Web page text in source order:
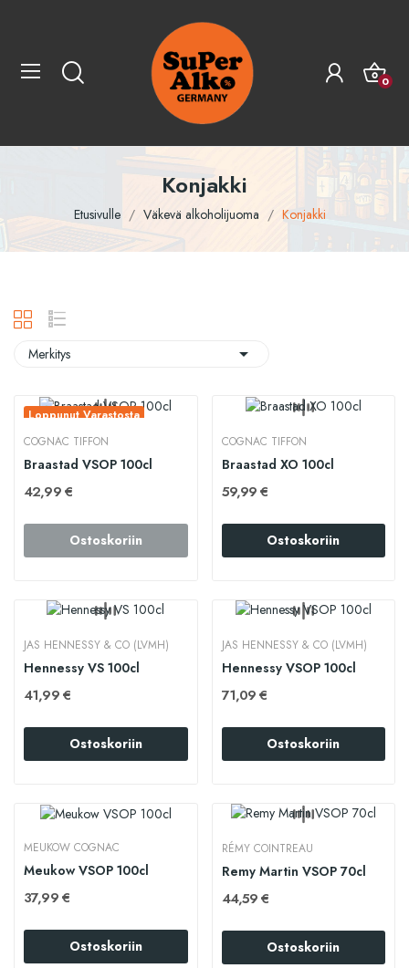
0
Konjakki
Etusivulle Väkevä alkoholijuoma Konjakki
Merkitys 
Loppunut Varastosta
COGNAC TIFFON
Braastad VSOP 100cl
42,99 €
Ostoskoriin
COGNAC TIFFON
Braastad XO 100cl
59,99 €
Ostoskoriin
JAS HENNESSY & CO (LVMH)
Hennessy VS 100cl
41,99 €
Ostoskoriin
JAS HENNESSY & CO (LVMH)
Hennessy VSOP 100cl
71,09 €
Ostoskoriin
MEUKOW COGNAC
Meukow VSOP 100cl
37,99 €
Ostoskoriin
RÉMY COINTREAU
Remy Martin VSOP 70cl
44,59 €
Ostoskoriin